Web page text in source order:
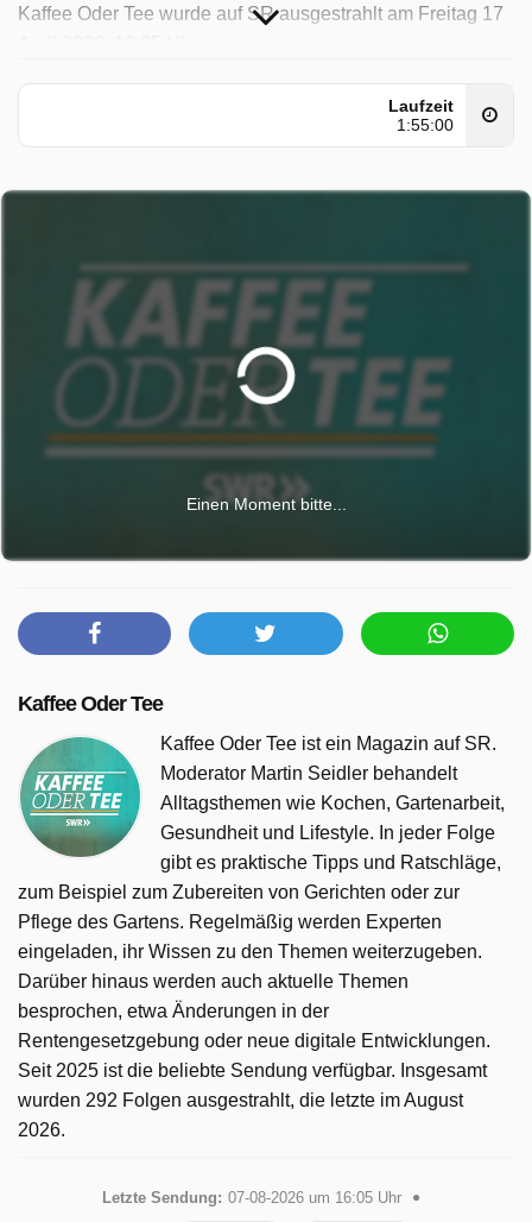
Kaffee Oder Tee wurde auf SR ausgestrahlt am Freitag 17
Laufzeit
1:55:00
Einen Moment bitte...
Kaffee Oder Tee
Kaffee Oder Tee ist ein Magazin auf SR.
Moderator Martin Seidler behandelt
Alltagsthemen wie Kochen, Gartenarbeit,
Gesundheit und Lifestyle. In jeder Folge
gibt es praktische Tipps und Ratschläge,
zum Beispiel zum Zubereiten von Gerichten oder zur
Pflege des Gartens. Regelmäßig werden Experten
eingeladen, ihr Wissen zu den Themen weiterzugeben.
Darüber hinaus werden auch aktuelle Themen
besprochen, etwa Änderungen in der
Rentengesetzgebung oder neue digitale Entwicklungen.
Seit 2025 ist die beliebte Sendung verfügbar. Insgesamt
wurden 292 Folgen ausgestrahlt, die letzte im August
2026.
Letzte Sendung: 07-08-2026 um 16:05 Uhr